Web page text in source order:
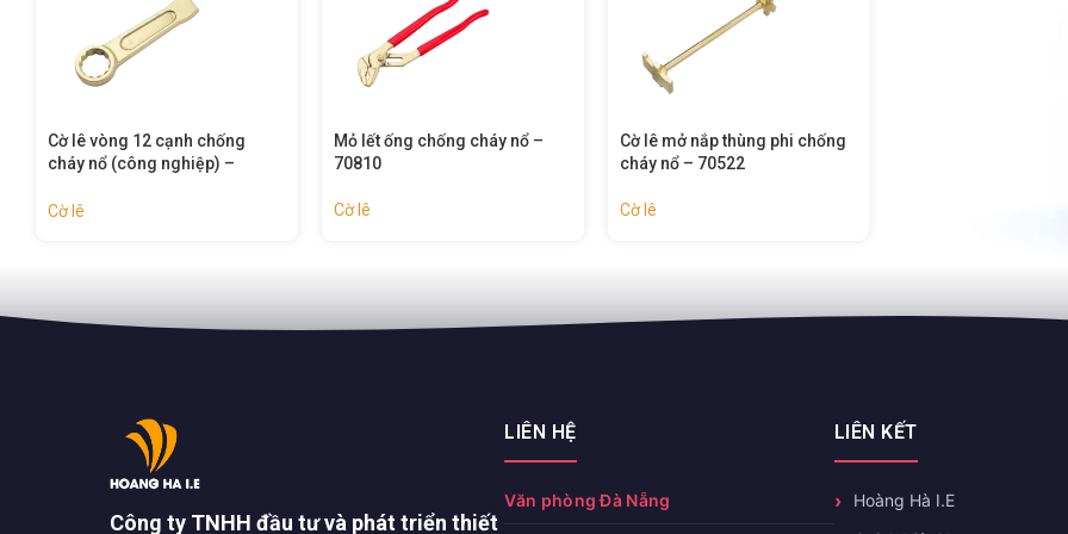
Mỏ lết ống chống cháy nổ –
70810
Cờ lê
Cờ lê mở nắp thùng phi chống
cháy nổ – 70522
Cờ lê
Cờ lê mở nắp thùng phuy
chống cháy nổ – 70520
Cờ lê
Công ty TNHH đầu tư và phát triển thiết
LIÊN HỆ
Văn phòng Đà Nẵng
LIÊN KẾT
Hoàng Hà I.E